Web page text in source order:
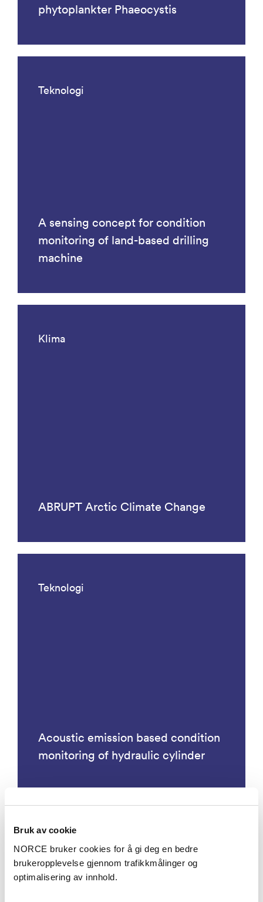
Bruk av cookie
NORCE bruker cookies for å gi deg en bedre
brukeropplevelse gjennom trafikkmålinger og
optimalisering av innhold.
phytoplankter Phaeocystis
Teknologi
A sensing concept for condition
monitoring of land-based drilling
machine
Klima
ABRUPT Arctic Climate Change
Teknologi
Acoustic emission based condition
monitoring of hydraulic cylinder
Prosjekter